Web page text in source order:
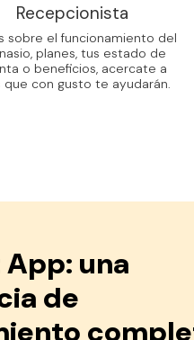
Recepcionista
sobre el funcionamiento del
planes, tus estado de
o beneficios, acercate a
que con gusto te ayudarán.
una
de